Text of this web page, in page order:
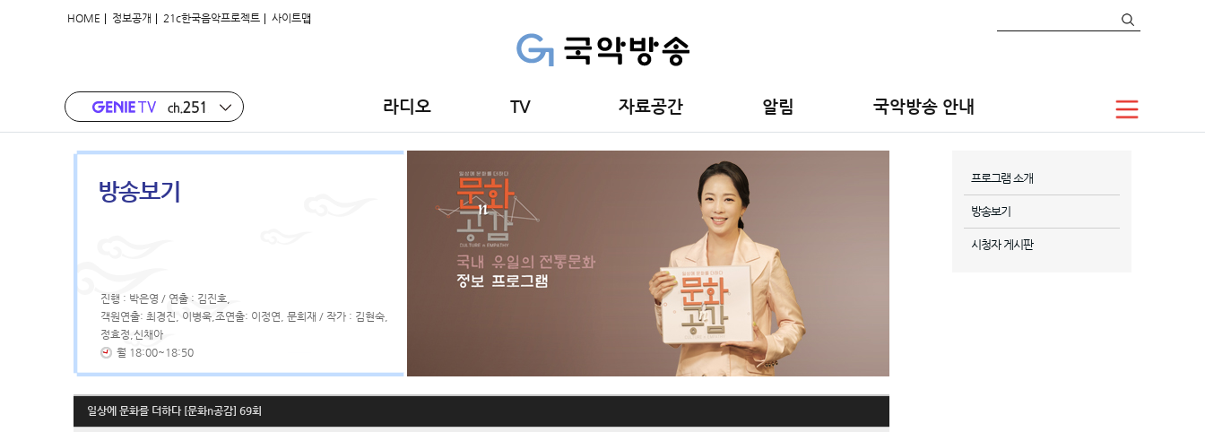
HOME | 정보공개 | 21c한국음악프로젝트 | 사이트맵
라디오 TV 자료공간 알림 국악방송 안내
방송보기
진행 : 박은영 / 연출 : 김진호,
객원연출: 최경진, 이병욱,조연출: 이정연, 문희재 / 작가 : 김현숙,
정효정,신채아
월 18:00~18:50
일상에 문화를 더하다 [문화n공감] 69회
프로그램 소개
방송보기
시청자 게시판